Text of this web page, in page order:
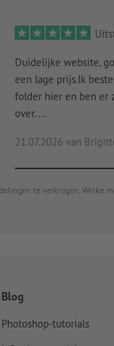
Duidelijke website,
een lage prijs.Ik
folder hier en ben er
over. ...
21.07.2026 van
te verkrijgen. Welke
Blog
Photoshop-tutorials